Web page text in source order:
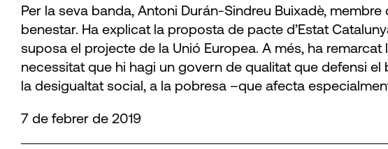
Per la seva banda, Antoni Durán-Sindreu Buixadè,
benestar. Ha explicat la proposta de pacte d’Estat
suposa el projecte de la Unió Europea. A més, ha
necessitat que hi hagi un govern de qualitat que defensi
la desigualtat social, a la pobresa –que afecta
7 de febrer de 2019